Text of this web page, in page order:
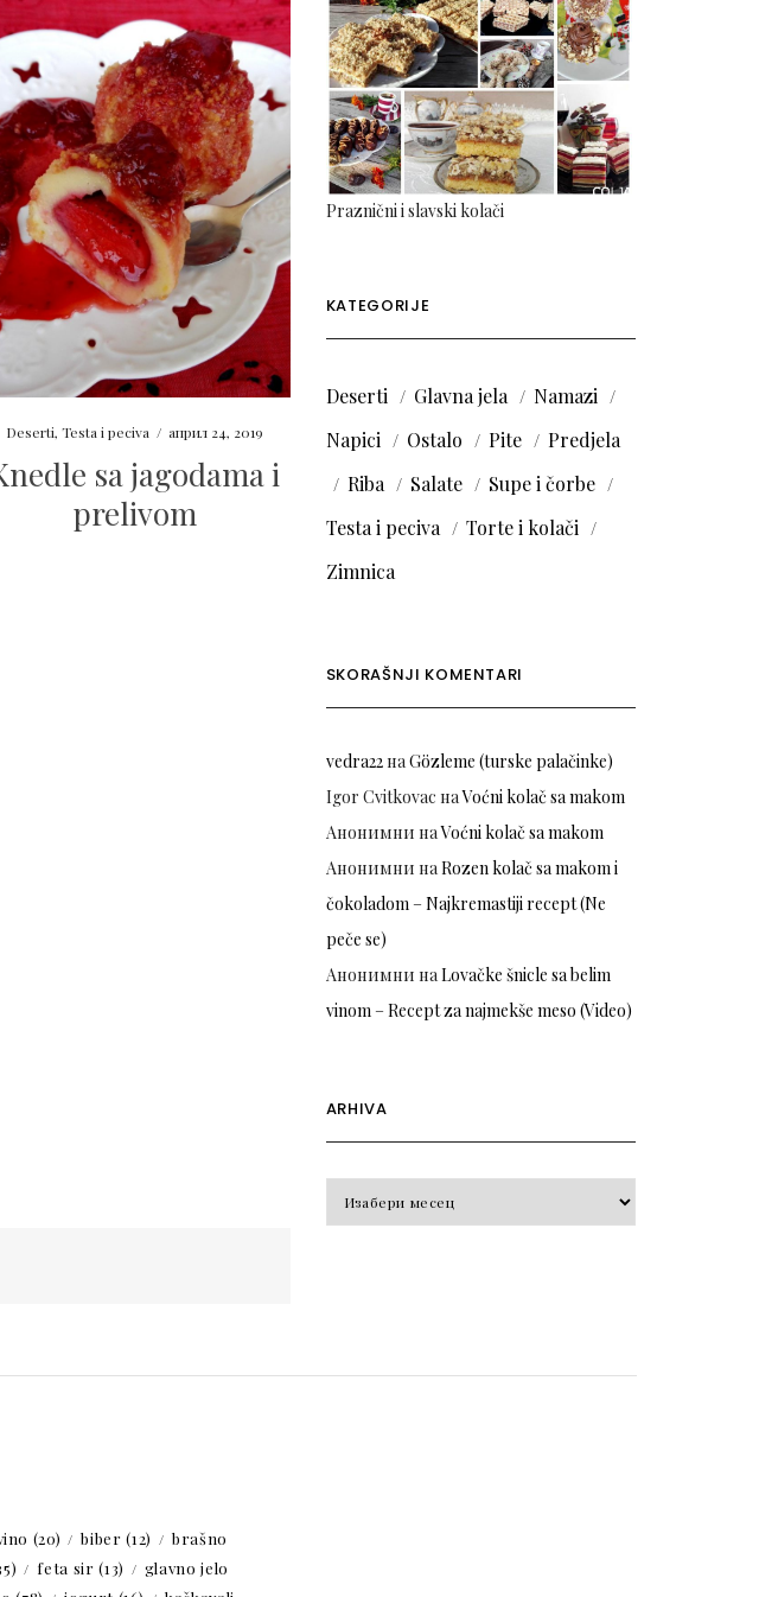
Deserti,Testa i peciva / април 24, 2019
sa jagodama i
prelivom
Praznični i slavski kolači
KATEGORIJE
Deserti Glavna jela
Namazi
Napici
Ostalo Pite
Predjela
Riba
Salate
Supe i čorbe
Testa i peciva
Torte i kolači
Zimnica
SKORAŠNJI KOMENTARI
vedra22наGözleme (turske palačinke)
Igor Cvitkovac наVoćni kolač sa makom
Анонимни наVoćni kolač sa makom
Анонимни наRozen kolač sa makom i
čokoladom – Najkremastiji recept (Ne
peče se)
Анонимни наLovačke šnicle sa belim
vinom – Recept za najmekše meso (Video)
ARHIVA
(20) biber (12)
brašno
feta sir (13)
glavno jelo